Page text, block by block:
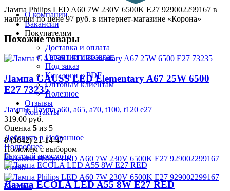
О компании
Вакансии
Покупателям
Доставка и оплата
Гарантии и возврат
Под заказ
Каталоги в PDF
Оптовым клиентам
Полезное
Отзывы
Контакты
8 (3842) 21-14-47
Поможем с выбором
Меню
Каталог
Лампа Philips LED A60 7W 230V 6500K E27 929002299167 в
наличии по цене 97 руб. в интернет-магазине «Корона»
Похожие товары
Лампа GAUSS LED Elementary A67 25W 6500
E27 73235
Лампы,Лампа а60, а65, а70, t100, t120 е27
319.00руб.
Оценка 5 из 5
Добавить в Избранное
Подробнее
Быстрый просмотр
Лампа ECOLA LED A55 8W E27 RED